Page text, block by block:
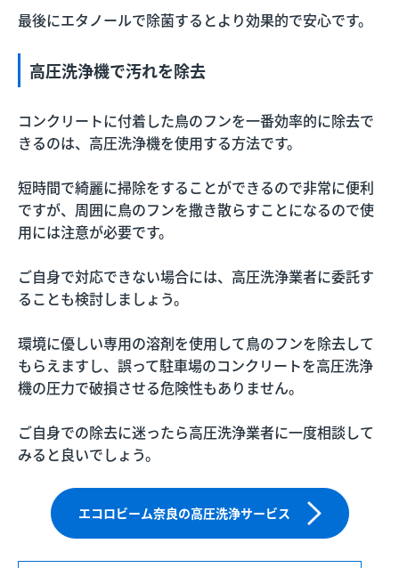
最後にエタノールで除菌するとより効果的で安心です。
高圧洗浄機で汚れを除去
コンクリートに付着した鳥のフンを一番効率的に除去で
きるのは、高圧洗浄機を使用する方法です。
短時間で綺麗に掃除をすることができるので非常に便利
ですが、周囲に鳥のフンを撒き散らすことになるので使
用には注意が必要です。
ご自身で対応できない場合には、高圧洗浄業者に委託す
ることも検討しましょう。
環境に優しい専用の溶剤を使用して鳥のフンを除去して
もらえますし、誤って駐車場のコンクリートを高圧洗浄
機の圧力で破損させる危険性もありません。
ご自身での除去に迷ったら高圧洗浄業者に一度相談して
みると良いでしょう。
エコロビーム奈良の高圧洗浄サービス